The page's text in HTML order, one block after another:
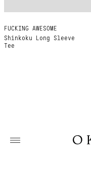
FUCKING AWESOME
Shinkoku Long Sleeve
Tee
S